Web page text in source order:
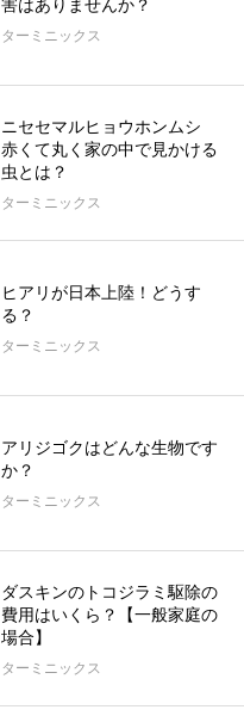
害はありませんか？
ターミニックス
ニセセマルヒョウホンムシ
赤くて丸く家の中で見かける
虫とは？
ターミニックス
ヒアリが日本上陸！どうす
る？
ターミニックス
アリジゴクはどんな生物です
か？
ターミニックス
ダスキンのトコジラミ駆除の
費用はいくら？【一般家庭の
場合】
ターミニックス